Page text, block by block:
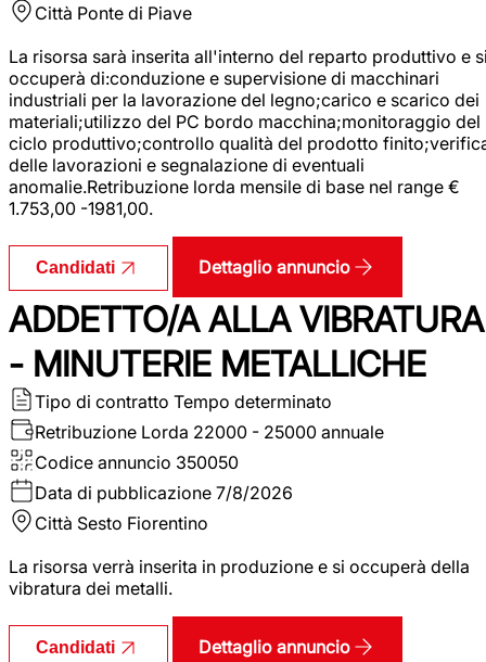
Città Ponte di Piave
La risorsa sarà inserita all'interno del reparto produttivo e
occuperà di:conduzione e supervisione di macchinari
industriali per la lavorazione del legno;carico e scarico dei
materiali;utilizzo del PC bordo macchina;monitoraggio del
ciclo produttivo;controllo qualità del prodotto
delle lavorazioni e segnalazione di eventuali
anomalie.Retribuzione lorda mensile di base nel range €
1.753,00 -1981,00.
Candidati Dettaglio annuncio
ADDETTO/A ALLA VIBRATURA
- MINUTERIE METALLICHE
Tipo di contratto Tempo determinato
Retribuzione Lorda 22000 - 25000 annuale
Codice annuncio 350050
Data di pubblicazione 7/8/2026
Città Sesto Fiorentino
La risorsa verrà inserita in produzione e si occuperà della
vibratura dei metalli.
Candidati Dettaglio annuncio